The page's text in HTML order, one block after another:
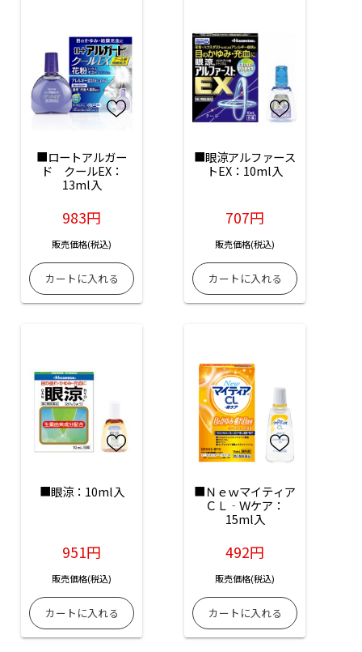
■ロートアルガー
ド　クールEX：
13ml入
983円
販売価格(税込)
■眼涼アルファース
トEX：10ml入
707円
販売価格(税込)
■眼涼：10ml入
951円
販売価格(税込)
■Ｎｅｗマイティア
ＣＬ‐Ｗケア：
15ml入
492円
販売価格(税込)